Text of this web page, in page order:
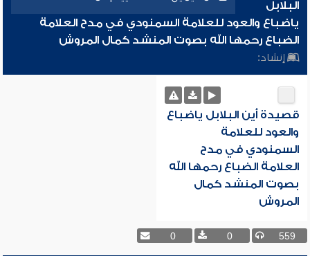
البلابل
ياضباع والعود للعلامة السمنودي في مدح العلامة
الضباع رحمها الله بصوت المنشد كمال المروش
إنشاد:
قصيدة أين البلابل ياضباع
والعود للعلامة
السمنودي في مدح
العلامة الضباع رحمها الله
بصوت المنشد كمال
المروش
559
0
0